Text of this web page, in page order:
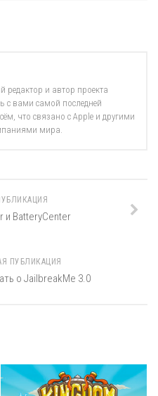
редактор и автор проекта
с вами самой последней
что связано с Apple и другими
мира.
и BatteryCenter
ПУБЛИКАЦИЯ
о JailbreakMe 3.0